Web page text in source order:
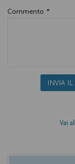
Commento *
INVIA
Vai